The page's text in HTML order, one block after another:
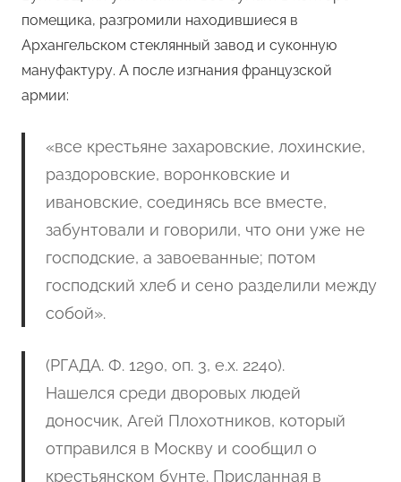
помещика, разгромили находившиеся в
Архангельском стеклянный завод и суконную
мануфактуру. А после изгнания французской
армии:
«все крестьяне захаровские, лохинские,
раздоровские, воронковские и
ивановские, соединясь все вместе,
забунтовали и говорили, что они уже не
господские, а завоеванные; потом
господский хлеб и сено разделили между
собой».
(РГАДА. Ф. 1290, оп. 3, е.х. 2240).
Нашелся среди дворовых людей
доносчик, Агей Плохотников, который
отправился в Москву и сообщил о
крестьянском бунте. Присланная в